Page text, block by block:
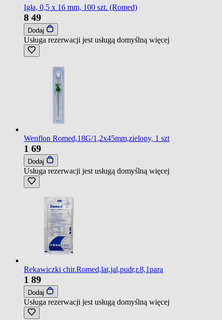
Igła, 0,5 x 16 mm, 100 szt. (Romed)
8 49
Dodaj
Usługa rezerwacji jest usługą domyślną więcej
Wenflon Romed,18G/1,2x45mm,zielony, 1 szt
1 69
Dodaj
Usługa rezerwacji jest usługą domyślną więcej
Rekawiczki chir.Romed,lat,jal,pudr,r.8,1para
1 89
Dodaj
Usługa rezerwacji jest usługą domyślną więcej